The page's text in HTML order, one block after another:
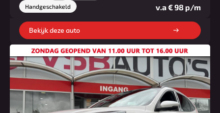
Handgeschakeld
v.a € 98 p/m
Bekijk deze auto